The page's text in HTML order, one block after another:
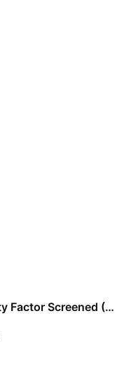
STOXX Developed Europe Equity Factor Screened (EUR)(NR)